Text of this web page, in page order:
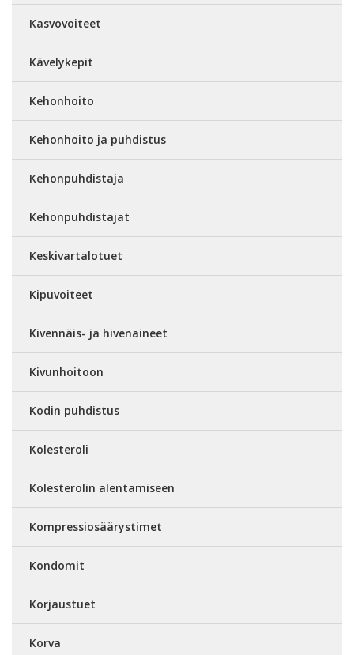
Kasvovoiteet
Kävelykepit
Kehonhoito
Kehonhoito ja puhdistus
Kehonpuhdistaja
Kehonpuhdistajat
Keskivartalotuet
Kipuvoiteet
Kivennäis- ja hivenaineet
Kivunhoitoon
Kodin puhdistus
Kolesteroli
Kolesterolin alentamiseen
Kompressiosäärystimet
Kondomit
Korjaustuet
Korva